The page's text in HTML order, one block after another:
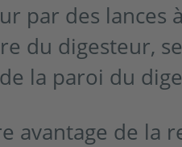
par des lances
du digesteur,
la paroi du
avantage de la